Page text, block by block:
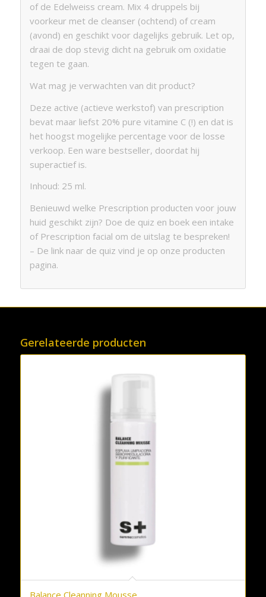
of de Edelweiss cream. Mix 4 druppels bij
voorkeur met de cleanser (ochtend) of cream
(avond) en geschikt voor dagelijks gebruik. Let op,
draai de dop stevig dicht na gebruik om oxidatie
tegen te gaan.
Wat mag je verwachten van dit product?
Deze active (actieve werkstof) van prescription
bevat maar liefst 20% pure vitamine C (!) en dat is
het hoogst mogelijke percentage voor de losse
verkoop. Een ware bestseller, doordat hij
superactief is.
Inhoud: 25 ml.
Benieuwd welke Prescription producten voor jouw
huid geschikt zijn? Doe de quiz en boek een intake
of Prescription facial om de uitslag te bespreken!
– De link naar de quiz vind je op onze producten
pagina.
Gerelateerde producten
Balance Cleanning Mousse